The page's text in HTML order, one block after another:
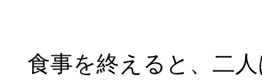
食事を終えると、二